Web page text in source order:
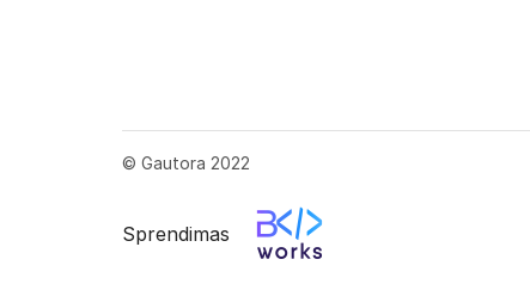
© Gautora 2022
Sprendimas